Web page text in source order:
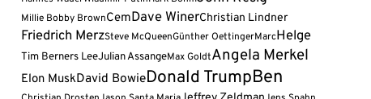
Millie Bobby BrownCemDave WinerChristian Lindner
Friedrich MerzSteve McQueenGünther OettingerMarcHelge
Tim Berners LeeJulian AssangeMax GoldtAngela Merkel
Elon MuskDavid BowieDonald TrumpBen